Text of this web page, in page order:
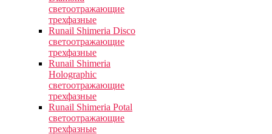
светоотражающие
трехфазные
Runail Shimeria Disco
светоотражающие
трехфазные
Runail Shimeria
Holographic
светоотражающие
трехфазные
Runail Shimeria Potal
светоотражающие
трехфазные